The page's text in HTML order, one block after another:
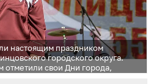
настоящим праздником
городского округа.
отметили свои Дни города,